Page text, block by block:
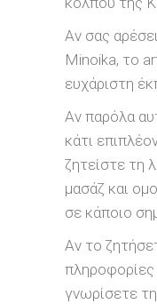
Aν σας
Minoika, το
ευχάριστη
Αν παρόλα
κάτι
ζητείστε τη
μασάζ και
σε κάποιο
Αν το
γνωρίσετε